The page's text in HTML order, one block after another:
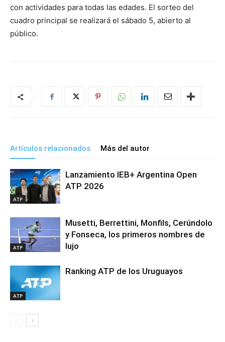
con actividades para todas las edades. El sorteo del
cuadro principal se realizará el sábado 5, abierto al
público.
Artículos relacionados Más del autor
ATP
Lanzamiento IEB+ Argentina Open
ATP 2026
ATP
Musetti, Berrettini, Monfils, Cerúndolo
y Fonseca, los primeros nombres de
lujo
ATP
Ranking ATP de los Uruguayos